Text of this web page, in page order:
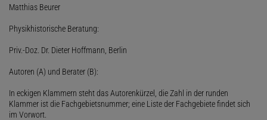
Matthias Beurer
Physikhistorische Beratung:
Priv.-Doz. Dr. Dieter Hoffmann, Berlin
Autoren (A) und Berater (B):
In eckigen Klammern steht das Autorenkürzel, die Zahl in der runden
Klammer ist die Fachgebietsnummer; eine Liste der Fachgebiete findet sich
im Vorwort.